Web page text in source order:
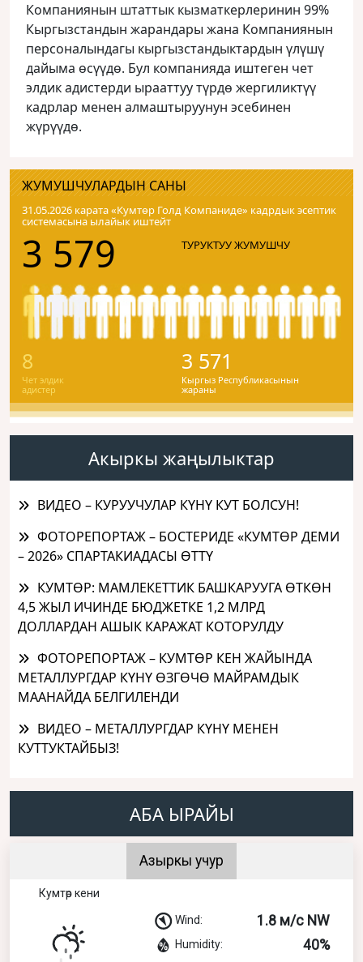
Компаниянын штаттык кызматкерлеринин 99%
Кыргызстандын жарандары жана Компаниянын
персоналындагы кыргызстандыктардын үлүшү
дайыма өсүүдө. Бул компанияда иштеген чет
элдик адистерди ырааттуу түрдө жергиликтүү
кадрлар менен алмаштыруунун эсебинен
жүрүүдө.
ЖУМУШЧУЛАРДЫН САНЫ
31.05.2026 карата «Кумтɵр Голд Компаниде» кадрдык эсептик
системасына ылайык иштейт
3 579 ТУРУКТУУ ЖУМУШЧУ
8
Чет элдик
адистер
3 571
Кыргыз Республикасынын
жараны
Акыркы жаңылыктар
ВИДЕО – КУРУУЧУЛАР КҮНҮ КУТ БОЛСУН!
ФОТОРЕПОРТАЖ – БОСТЕРИДЕ «КУМТӨР ДЕМИ
– 2026» СПАРТАКИАДАСЫ ӨТТҮ
КУМТӨР: МАМЛЕКЕТТИК БАШКАРУУГА ӨТКӨН
4,5 ЖЫЛ ИЧИНДЕ БЮДЖЕТКЕ 1,2 МЛРД
ДОЛЛАРДАН АШЫК КАРАЖАТ КОТОРУЛДУ
ФОТОРЕПОРТАЖ – КУМТӨР КЕН ЖАЙЫНДА
МЕТАЛЛУРГДАР КҮНҮ ӨЗГӨЧӨ МАЙРАМДЫК
МААНАЙДА БЕЛГИЛЕНДИ
ВИДЕО – МЕТАЛЛУРГДАР КҮНҮ МЕНЕН
КУТТУКТАЙБЫЗ!
АБА ЫРАЙЫ
Азыркы учур
Кумтөр кени
Wind: 1.8 м/с NW
Humidity: 40%